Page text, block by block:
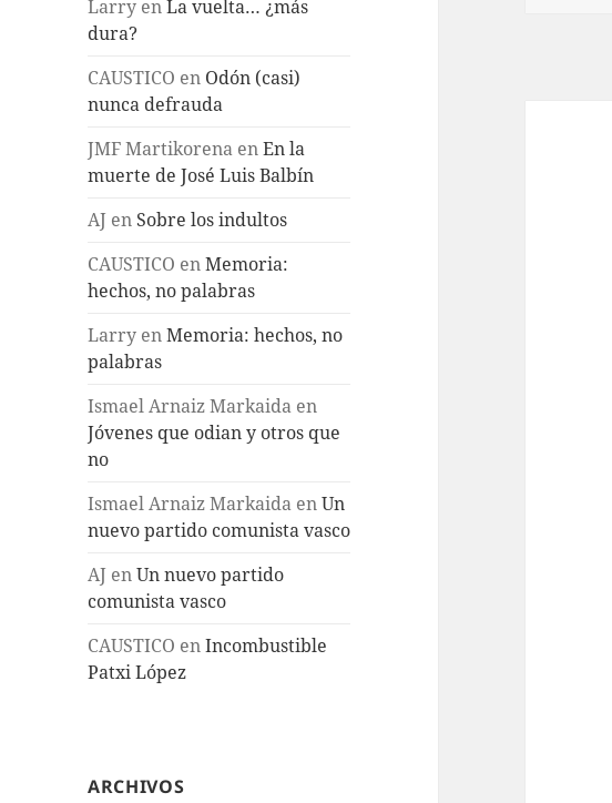
Larry enLa vuelta… ¿más
dura?
CAUSTICO en Odón (casi)
nunca defrauda
JMF Martikorena enEn la
muerte de José Luis Balbín
AJ en Sobre los indultos
CAUSTICO enMemoria:
hechos, no palabras
Larry enMemoria: hechos, no
palabras
Ismael Arnaiz Markaida en
Jóvenes que odian y otros que
no
Ismael Arnaiz Markaida enUn
nuevo partido comunista vasco
AJ enUn nuevo partido
comunista vasco
CAUSTICO enIncombustible
Patxi López
ARCHIVOS